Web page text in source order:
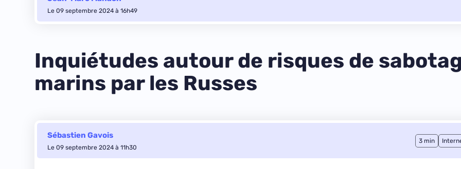
Le 09 septembre 2024 à 16h49
Inquiétudes autour de risques de
marins par les Russes
Sébastien Gavois
Le 09 septembre 2024 à 11h30
3 min